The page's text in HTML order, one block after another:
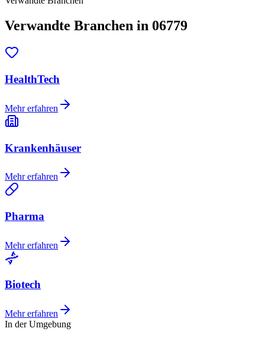
Verwandte Branchen in 06779
HealthTech
Mehr erfahren
Krankenhäuser
Mehr erfahren
Pharma
Mehr erfahren
Biotech
Mehr erfahren
In der Umgebung